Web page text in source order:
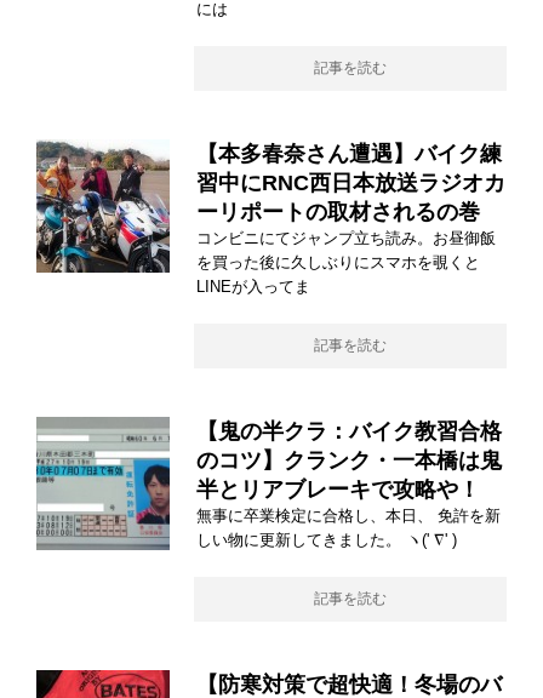
には
記事を読む
【本多春奈さん遭遇】バイク練
習中にRNC西日本放送ラジオカ
ーリポートの取材されるの巻
コンビニにてジャンプ立ち読み。お昼御飯
を買った後に久しぶりにスマホを覗くと
LINEが入ってま
記事を読む
【鬼の半クラ：バイク教習合格
のコツ】クランク・一本橋は鬼
半とリアブレーキで攻略や！
無事に卒業検定に合格し、本日、 免許を新
しい物に更新してきました。 ヽ(' ∇' )
記事を読む
【防寒対策で超快適！冬場のバ